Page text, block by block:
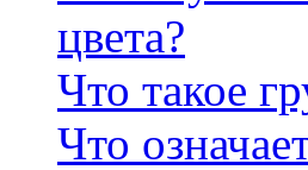
цвета?
Что такое
Что